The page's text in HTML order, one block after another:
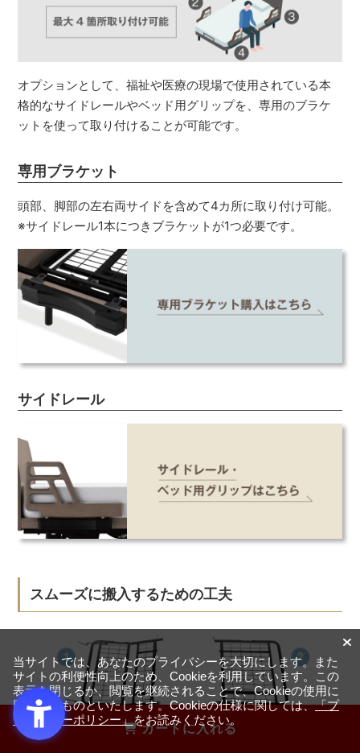
カートに入れる
オプションとして、福祉や医療の現場で使用されている本
格的なサイドレールやベッド用グリップを、専用のブラケ
ットを使って取り付けることが可能です。
専用ブラケット
頭部、脚部の左右両サイドを含めて4カ所に取り付け可能。
※サイドレール1本につきブラケットが1つ必要です。
サイドレール
スムーズに搬入するための工夫
当サイトでは、あなたのプライバシーを大切にします。また
サイトの利便性向上のため、Cookieを利用しています。この
表示を閉じるか、閲覧を継続されることで、Cookieの使用に
同意するものといたします。Cookieの仕様に関しては、「プ
ライバシーポリシー」をお読みください。